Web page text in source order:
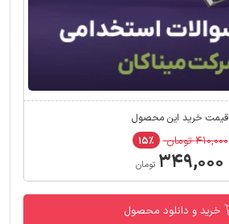
قیمت خرید این محصول
۴۱۰,۰۰۰ تومان ۱۵٪
۳۴۹,۰۰۰ تومان
خرید و دانلود محصول